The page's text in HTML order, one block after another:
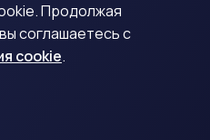
в Вятских
Продолжая
соглашаетесь с
cookie.